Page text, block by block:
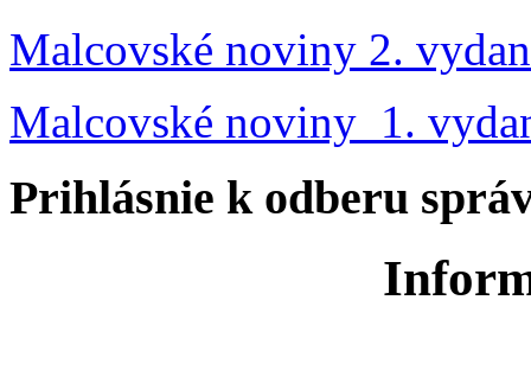
Malcovské noviny 2.
Malcovské noviny 1.
Prihlásnie k odberu